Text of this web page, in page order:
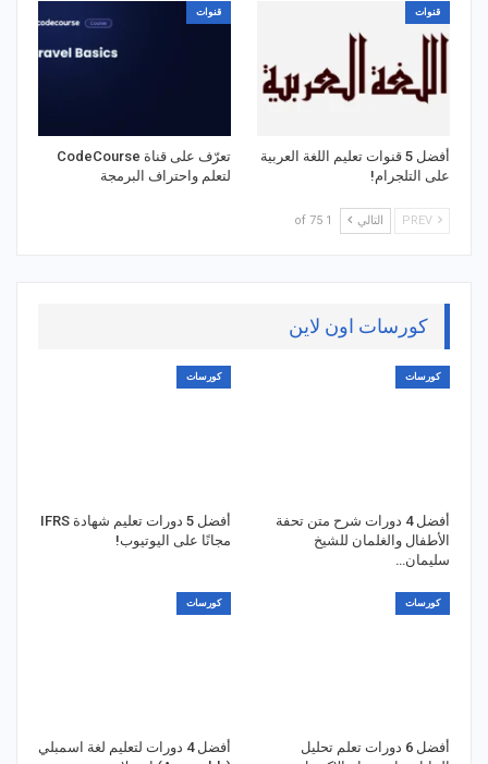
قنوات
أفضل 5 قنوات تعليم اللغة العربية
على التلجرام!
قنوات
تعرّف على قناة CodeCourse
لتعلم واحتراف البرمجة
التالي 1 of 75
كورسات اون لاين
كورسات
أفضل 4 دورات شرح متن تحفة
الأطفال والغلمان للشيخ
سليمان…
كورسات
أفضل 5 دورات تعليم شهادة IFRS
مجانًا على اليوتيوب!
كورسات
أفضل 6 دورات تعلم تحليل
كورسات
أفضل 4 دورات لتعليم لغة اسمبلي